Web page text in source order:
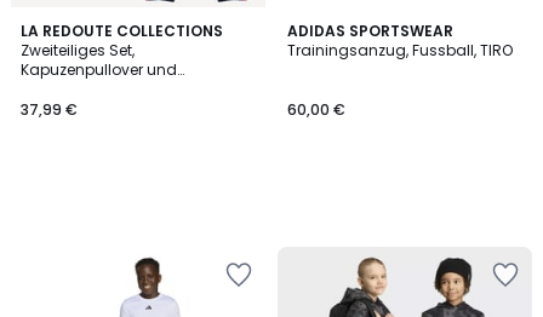
LA REDOUTE COLLECTIONS
Zweiteiliges Set,
Kapuzenpullover und
37,99 €
ADIDAS SPORTSWEAR
Trainingsanzug, Fussball, TIRO
60,00 €